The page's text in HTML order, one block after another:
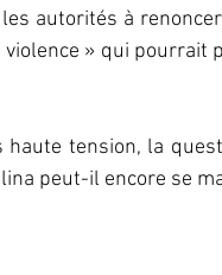
les autorités à
» qui pourrait
tension, la
peut-il encore se